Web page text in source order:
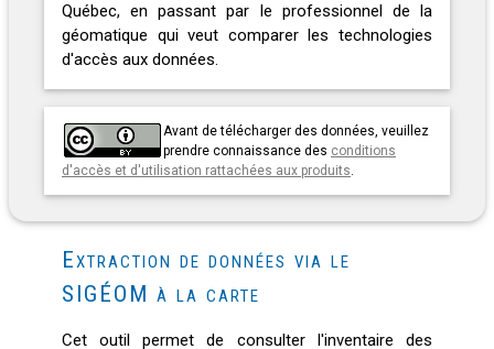
Québec, en passant par le professionnel de la
géomatique qui veut comparer les technologies
d'accès aux données.
Avant de télécharger des données, veuillez
prendre connaissance des conditions
d'accès et d'utilisation rattachées aux produits.
Extraction de données via le
SIGÉOM à la carte
Cet outil permet de consulter l'inventaire des